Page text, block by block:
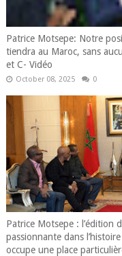
Patrice Motsepe: Notre
tiendra au Maroc, sans
et C- Vidéo
October 08, 2025 0
Patrice Motsepe : l’édition
passionnante dans
occupe une place